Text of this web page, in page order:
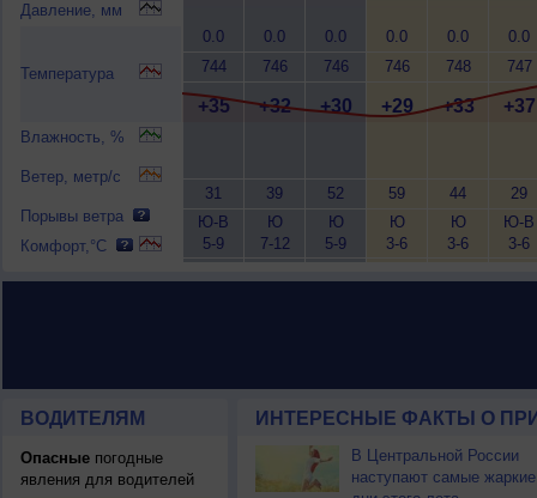
Давление, мм
Температура
Влажность, %
Ветер, метр/с
Порывы ветра
Комфорт,°C
0.0
744
+35
31
Ю-В
5-9
0.0
746
+32
39
Ю
7-12
0.0
746
+30
52
Ю
5-9
0.0
746
+29
59
Ю
3-6
0.0
748
+33
44
Ю
3-6
0.0
747
+37
29
Ю-В
3-6
ВОДИТЕЛЯМ
Опасныепогодные
явления для водителей
ИНТЕРЕСНЫЕ ФАКТЫ О
В Центральной России
наступают самые жаркие